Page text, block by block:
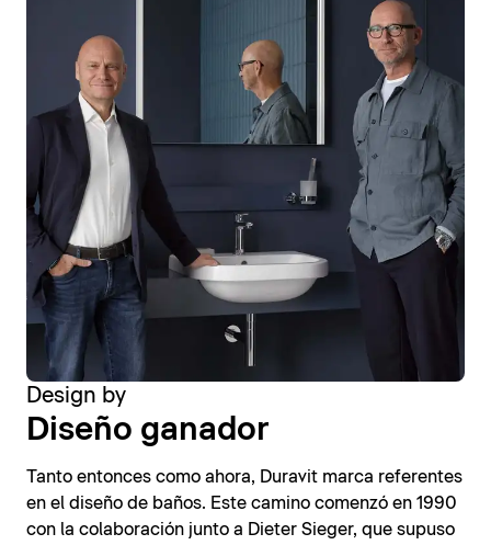
Design by
Diseño ganador
Tanto entonces como ahora, Duravit marca referentes
en el diseño de baños. Este camino comenzó en 1990
con la colaboración junto a Dieter Sieger, que supuso